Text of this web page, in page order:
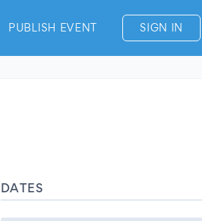
PUBLISH EVENT SIGN IN
DATES